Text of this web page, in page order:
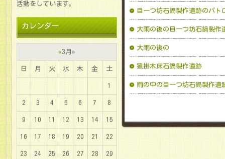
目一つ坊石鍋製作遺跡のパト
大雨の後の目一つ坊石鍋製作
大雨の後の
猿掛木床石鍋製作遺跡
雨の中の目一つ坊石鍋製作遺
活動をしています。
カレンダー
«3月»
日 月 火 水 木 金 土
1
2 3 4 5 6 7 8
9 10 11 12 13 14 15
16 17 18 19 20 21 22
23 24 25 26 27 28 29